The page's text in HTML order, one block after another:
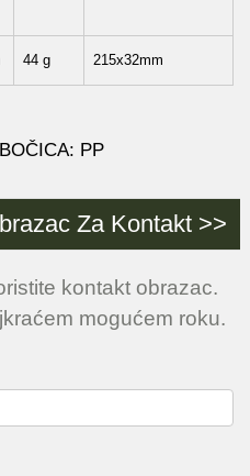
44 g 215x32mm
PP
Za Kontakt >>
kontakt obrazac.
mogućem roku.